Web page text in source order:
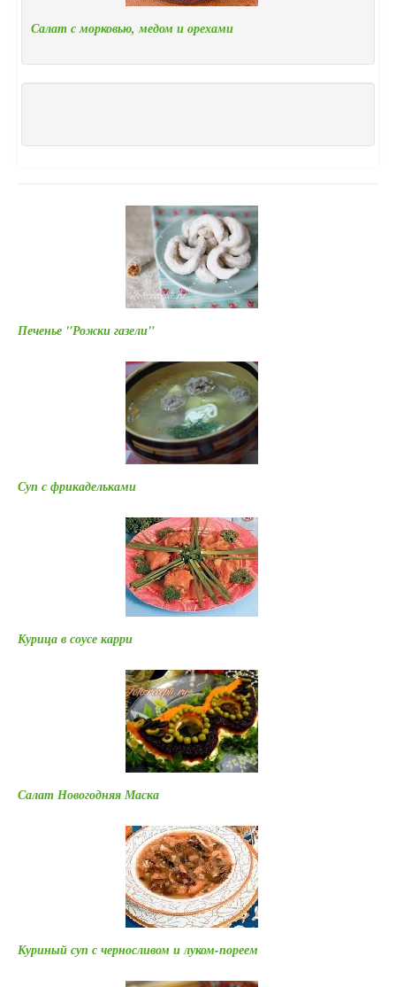
Салат с морковью, медом и орехами
Печенье "Рожки газели"
Суп с фрикадельками
Курица в соусе карри
Салат Новогодняя Маска
Куриный суп с черносливом и луком-пореем